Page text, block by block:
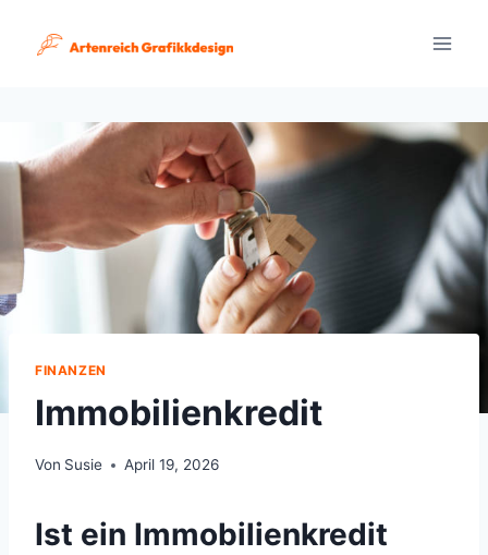
Inhalt
FINANZEN
Immobilienkredit
Von Susie April 19, 2026
Ist ein Immobilienkredit